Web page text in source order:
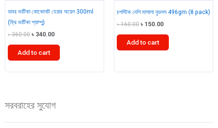
ডাবর ভাটিকা কোকোনাট হেয়ার অয়েল 300ml
(ফ্রি ভাটিকা শ্যাম্পু)
৳360.00 Original
was:
৳ 340.00Current
৳ 340.00.
Add to cart
300ml
চপস্টিক দেশি মাসালা নুডলস 496gm (8 pack)
৳160.00 Original
was:
৳ 150.00Current
৳ 150.00.
Add to cart
দেশি
pack)
সরবরাহের সুযোগ